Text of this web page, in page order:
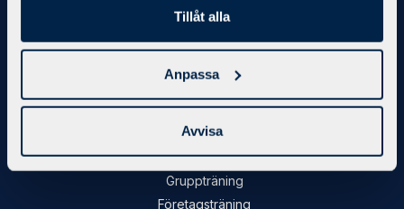
Tillåt alla
Anpassa
Avvisa
Regler och villkor
Bokningsregler
Träning
X-Force 3-1-5
Personlig Träning
Gruppträning
Företagsträning